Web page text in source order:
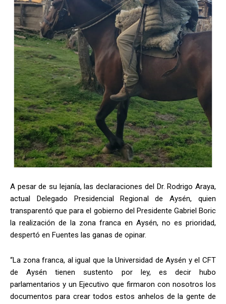
A pesar de su lejanía, las declaraciones del Dr. Rodrigo Araya,
actual Delegado Presidencial Regional de Aysén, quien
transparentó que para el gobierno del Presidente Gabriel Boric
la realización de la zona franca en Aysén, no es prioridad,
despertó en Fuentes las ganas de opinar.
“La zona franca, al igual que la Universidad de Aysén y el CFT
de Aysén tienen sustento por ley, es decir hubo
parlamentarios y un Ejecutivo que firmaron con nosotros los
documentos para crear todos estos anhelos de la gente de